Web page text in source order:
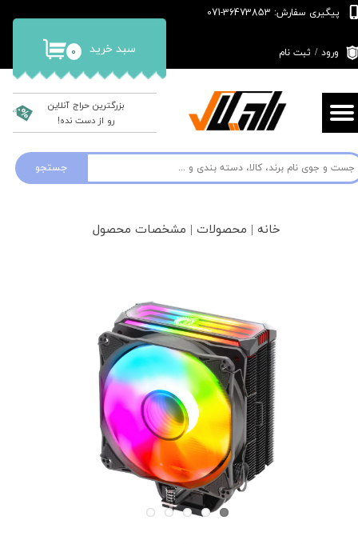
جستجو
پیگیری سفارش: 36473853-071
۰ سبد خرید ورود / ثبت نام
تغییر گذر واژه
سفارشات
بزرگترین حراج آنلاین
رو از دست نده!
خانه | محصولات | مشخصات محصول